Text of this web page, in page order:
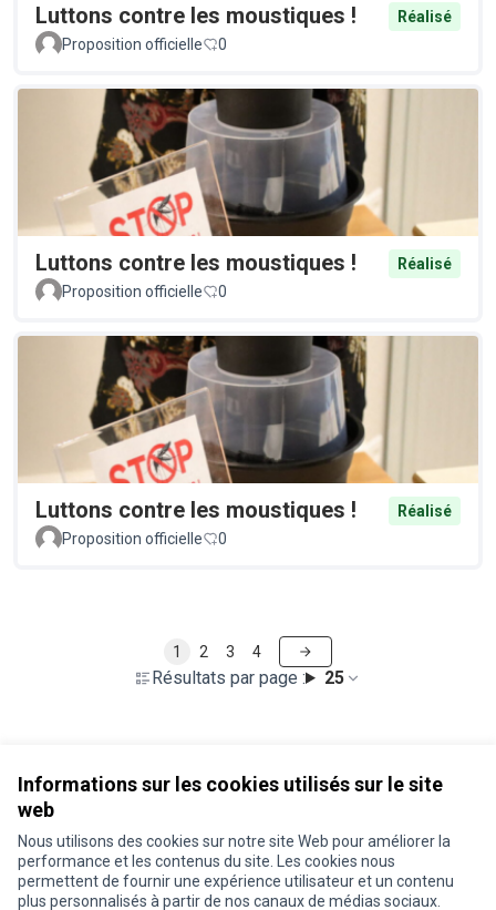
Informations sur les cookies utilisés sur le site
web
Nous utilisons des cookies sur notre site Web pour améliorer la
performance et les contenus du site. Les cookies nous
permettent de fournir une expérience utilisateur et un contenu
plus personnalisés à partir de nos canaux de médias sociaux.
Luttons contre les moustiques !
Réalisé
Proposition officielle
0
Luttons contre les moustiques !
Réalisé
Proposition officielle
0
Luttons contre les moustiques !
Réalisé
Proposition officielle
0
Résultats par page : 25
1 2 3 4
Conditions d'utilisation
Paramètres des cookies
Je participe ! sur X
Je participe ! sur Facebook
Je participe ! sur Instagram